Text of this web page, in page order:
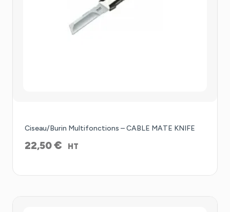
Ciseau/Burin Multifonctions – CABLE MATE KNIFE
22,50€ HT